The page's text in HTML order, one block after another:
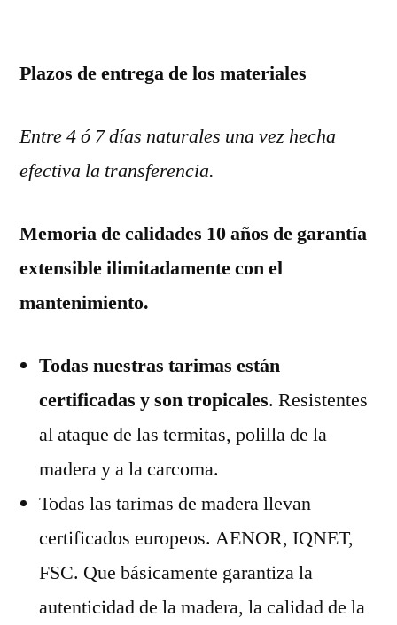
Plazos de entrega de los materiales
Entre 4 ó 7 días naturales una vez hecha
efectiva la transferencia.
Memoria de calidades 10 años de garantía
extensible ilimitadamente con el
mantenimiento.
Todas nuestras tarimas están
certificadas y son tropicales. Resistentes
al ataque de las termitas, polilla de la
madera y a la carcoma.
Todas las tarimas de madera llevan
certificados europeos. AENOR, IQNET,
FSC. Que básicamente garantiza la
autenticidad de la madera, la calidad de la